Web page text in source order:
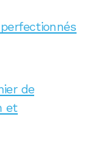
de
et